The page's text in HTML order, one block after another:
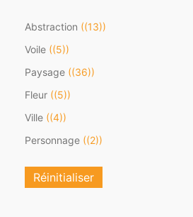
Abstraction
(13)
Voile (5)
Paysage (36)
Fleur (5)
Ville (4)
Personnage (2)
Réinitialiser